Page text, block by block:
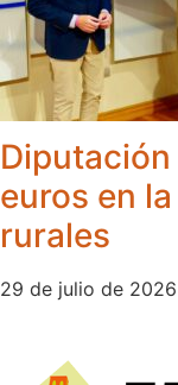
euros en
rurales
29 de julio de 2026